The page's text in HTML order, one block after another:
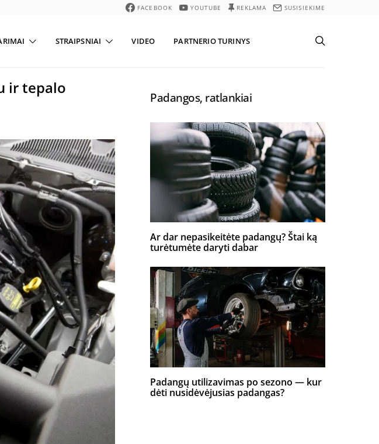
FACEBOOK YOUTUBE REKLAMA SUSISIEKIME
STRAIPSNIAI VIDEO PARTNERIO TURINYS
ir tepalo
Padangos, ratlankiai
Ar dar nepasikeitėte padangų? Štai ką
turėtumėte daryti dabar
Padangų utilizavimas po sezono — kur
dėti nusidėvėjusias padangas?